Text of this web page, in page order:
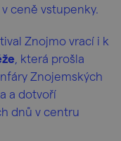
ceně vstupenky.
Znojmo vrací i k
, která prošla
Znojemských
a dotvoří
dnů v centru